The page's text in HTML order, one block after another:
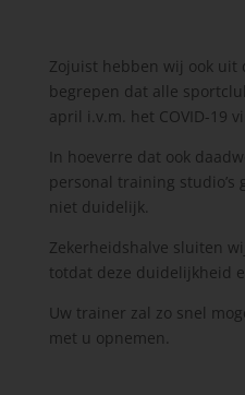
Zojuist hebben wij ook uit
begrepen dat alle
april i.v.m. het COVID-19
In hoeverre dat ook
personal training
niet duidelijk.
Zekerheidshalve sluiten
totdat deze duidelijkheid
Uw trainer zal zo snel
met u opnemen.